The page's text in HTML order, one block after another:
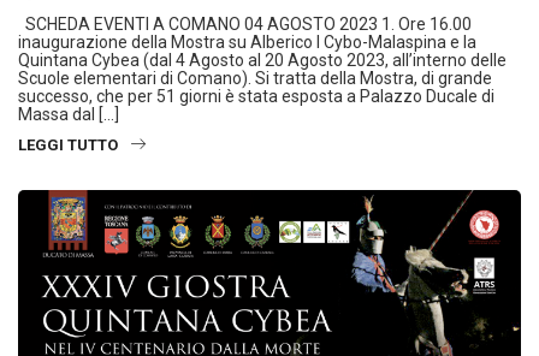
SCHEDA EVENTI A COMANO 04 AGOSTO 2023 1. Ore 16.00
inaugurazione della Mostra su Alberico I Cybo-Malaspina e la
Quintana Cybea (dal 4 Agosto al 20 Agosto 2023, all’interno delle
Scuole elementari di Comano). Si tratta della Mostra, di grande
successo, che per 51 giorni è stata esposta a Palazzo Ducale di
Massa dal […]
LEGGI TUTTO